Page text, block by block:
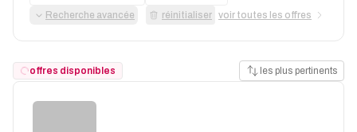
Recherche avancée réinitialiser voir toutes les offres
offres disponibles les plus pertinents